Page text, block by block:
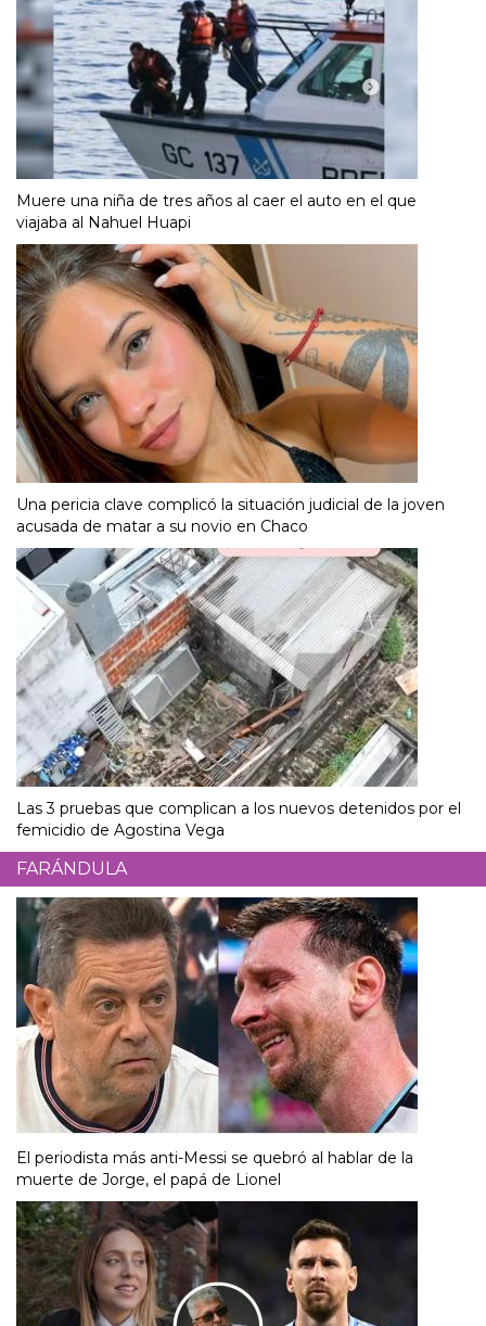
Muere una niña de tres años al caer el auto en el que
viajaba al Nahuel Huapi
Una pericia clave complicó la situación judicial de la joven
acusada de matar a su novio en Chaco
Las 3 pruebas que complican a los nuevos detenidos por el
femicidio de Agostina Vega
FARÁNDULA
El periodista más anti-Messi se quebró al hablar de la
muerte de Jorge, el papá de Lionel